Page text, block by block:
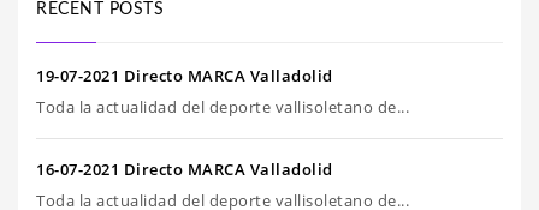
RECENT POSTS
19-07-2021 Directo MARCA Valladolid
Toda la actualidad del deporte vallisoletano de...
16-07-2021 Directo MARCA Valladolid
Toda la actualidad del deporte vallisoletano de...